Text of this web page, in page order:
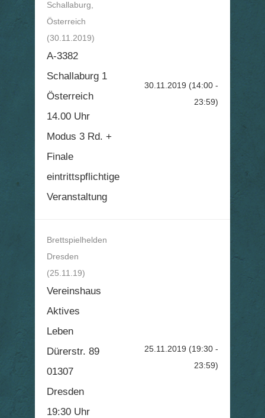
Schallaburg,
Österreich
(30.11.2019)
A-3382
Schallaburg 1
Österreich
14.00 Uhr
Modus 3 Rd. +
Finale
eintrittspflichtige
Veranstaltung
30.11.2019 (14:00 -
23:59)
Brettspielhelden
Dresden
(25.11.19)
Vereinshaus
Aktives
Leben
Dürerstr. 89
01307
Dresden
19:30 Uhr
25.11.2019 (19:30 -
23:59)